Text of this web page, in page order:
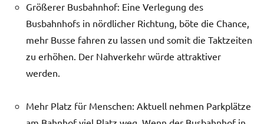
Größerer Busbahnhof: Eine Verlegung des
Busbahnhofs in nördlicher Richtung, böte die Chance,
mehr Busse fahren zu lassen und somit die Taktzeiten
zu erhöhen. Der Nahverkehr würde attraktiver
werden.
Mehr Platz für Menschen: Aktuell nehmen Parkplätze